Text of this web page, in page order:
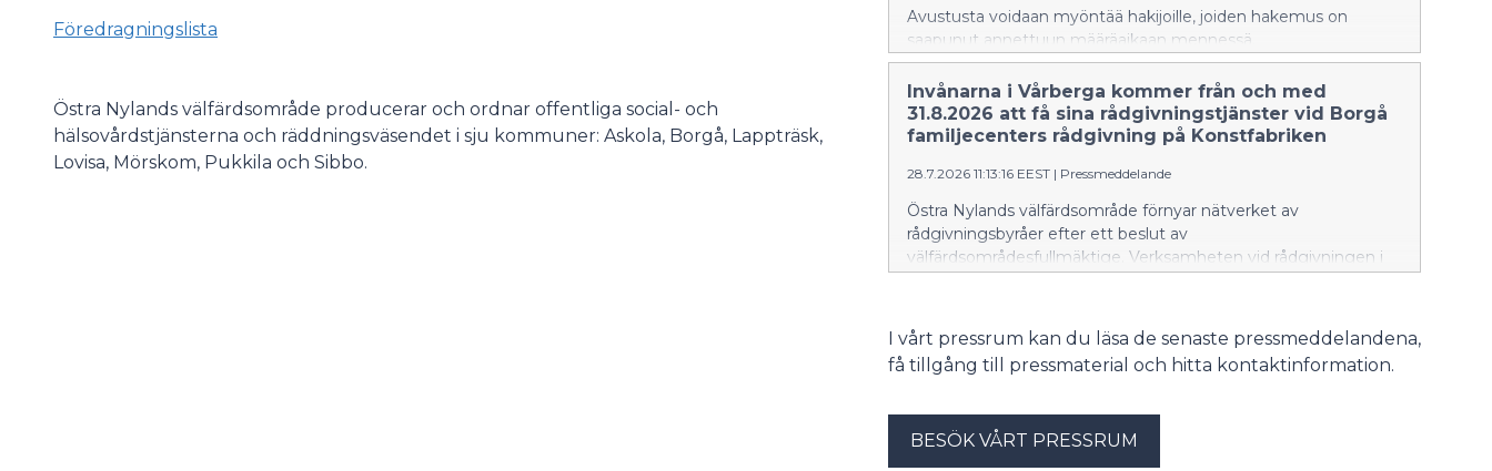
Föredragningslista
Östra Nylands välfärdsområde producerar och ordnar offentliga social- och
hälsovårdstjänsterna och räddningsväsendet i sju kommuner: Askola, Borgå, Lappträsk,
Lovisa, Mörskom, Pukkila och Sibbo.
Avustusta voidaan myöntää hakijoille, joiden hakemus on
saapunut annettuun määräaikaan mennessä.
Invånarna i Vårberga kommer från och med
31.8.2026 att få sina rådgivningstjänster vid Borgå
familjecenters rådgivning på Konstfabriken
28.7.2026 11:13:16 EEST | Pressmeddelande
Östra Nylands välfärdsområde förnyar nätverket av
rådgivningsbyråer efter ett beslut av
välfärdsområdesfullmäktige. Verksamheten vid rådgivningen i
rådgivning på Konstfabriken.
I vårt pressrum kan du läsa de senaste pressmeddelandena,
få tillgång till pressmaterial och hitta kontaktinformation.
BESÖK VÅRT PRESSRUM